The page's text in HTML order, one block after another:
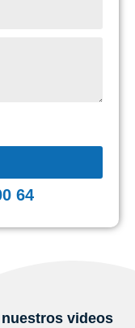
64
videos